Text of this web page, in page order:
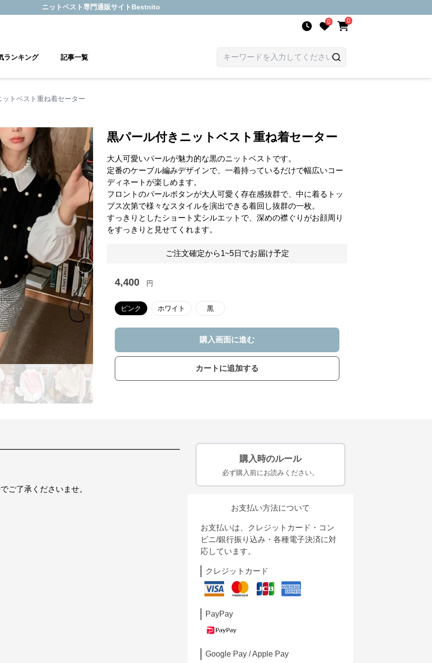
ニットベスト専門通販サイト Bestnito
0 0
ランキング 記事一覧
トベスト重ね着セーター
Next slide
黒パール付きニットベスト重ね着セーター
大人可愛いパールが魅力的な黒のニットベストです。
定番のケーブル編みデザインで、一着持っているだけで幅広いコー
ディネートが楽しめます。
フロントのパールボタンが大人可愛く存在感抜群で、中に着るトッ
プス次第で様々なスタイルを演出できる着回し抜群の一枚。
すっきりとしたショート丈シルエットで、深めの襟ぐりがお顔周り
をすっきりと見せてくれます。
ご注文確定から1~5日でお届け予定
4,400 円
ピンク ホワイト 黒
購入画面に進む
カートに追加する
ご了承くださいませ。
購入時のルール
必ず購入前にお読みください。
お支払い方法について
お支払いは、クレジットカード・コン
ビニ/銀行振り込み・各種電子決済に対
応しています。
クレジットカード
PayPay
Google Pay / Apple Pay